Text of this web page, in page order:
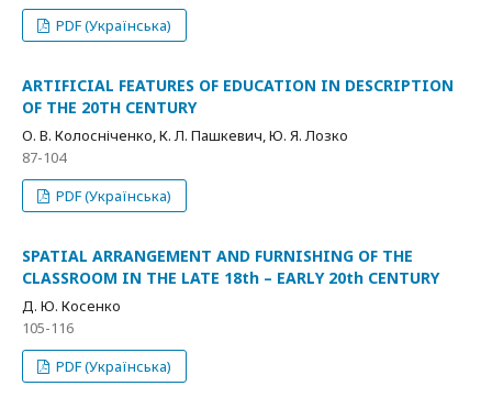
PDF (Українська)
ARTIFICIAL FEATURES OF EDUCATION IN DESCRIPTION
OF THE 20TH CENTURY
О. В. Колосніченко, К. Л. Пашкевич, Ю. Я. Лозко
87-104
PDF (Українська)
SPATIAL ARRANGEMENT AND FURNISHING OF THE
CLASSROOM IN THE LATE 18th – EARLY 20th CENTURY
Д. Ю. Косенко
105-116
PDF (Українська)